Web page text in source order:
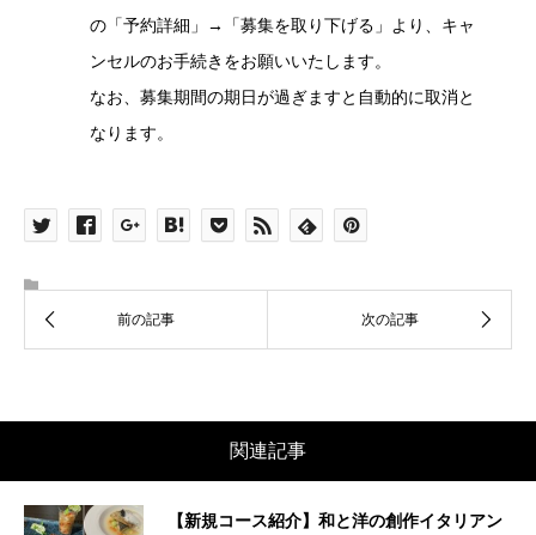
の「予約詳細」→「募集を取り下げる」より、キャ
ンセルのお手続きをお願いいたします。
なお、募集期間の期日が過ぎますと自動的に取消と
なります。
関連記事
【新規コース紹介】和と洋の創作イタリアン